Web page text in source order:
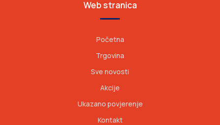
Web stranica
Početna
Trgovina
Sve novosti
Akcije
Ukazano povjerenje
Kontakt